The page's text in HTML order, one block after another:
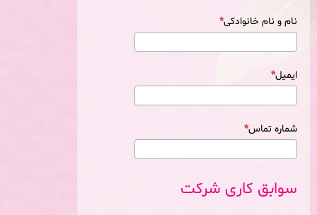
نام و نام خانوادکی
ایمیل
شماره تماس
سوابق کاری شرکت